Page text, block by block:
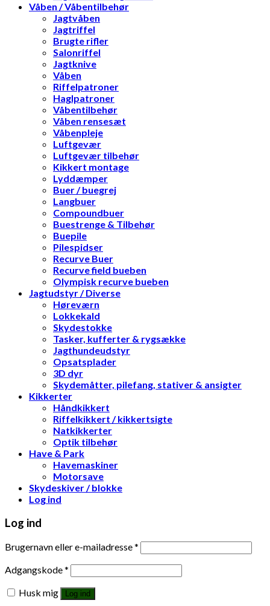
Våben / Våbentilbehør
Jagtvåben
Jagtriffel
Brugte rifler
Salonriffel
Jagtknive
Våben
Riffelpatroner
Haglpatroner
Våbentilbehør
Våben rensesæt
Våbenpleje
Luftgevær
Luftgevær tilbehør
Kikkert montage
Lyddæmper
Buer / buegrej
Langbuer
Compoundbuer
Buestrenge & Tilbehør
Buepile
Pilespidser
Recurve Buer
Recurve field bueben
Olympisk recurve bueben
Jagtudstyr / Diverse
Høreværn
Lokkekald
Skydestokke
Tasker, kufferter & rygsække
Jagthundeudstyr
Opsatsplader
3D dyr
Skydemåtter, pilefang, stativer & ansigter
Kikkerter
Håndkikkert
Riffelkikkert / kikkertsigte
Natkikkerter
Optik tilbehør
Have & Park
Havemaskiner
Motorsave
Skydeskiver / blokke
Log ind
Log ind
Brugernavn eller e-mailadresse*
Adgangskode*
Husk mig
Log ind